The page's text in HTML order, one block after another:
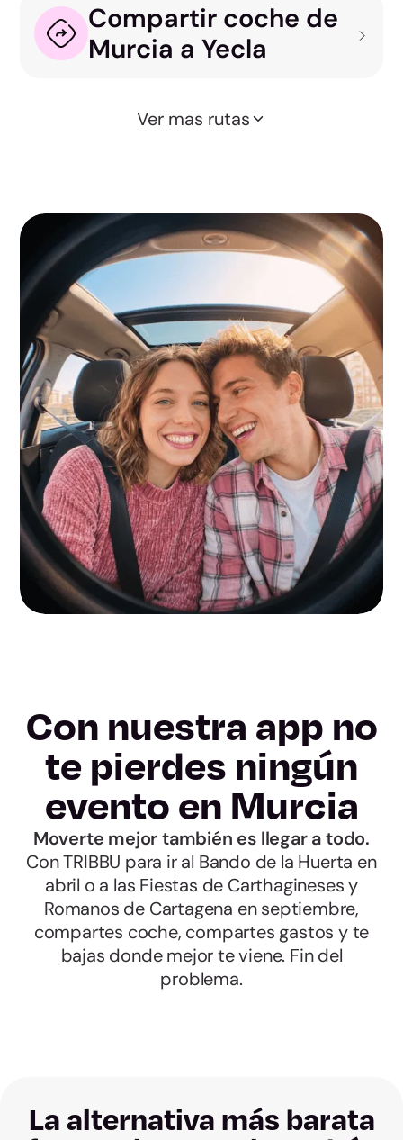
Compartir coche de
Murcia a Yecla
Ver mas rutas
Con nuestra app no
te pierdes ningún
evento en Murcia
Moverte mejor también es llegar a todo.
Con TRIBBU para ir al Bando de la Huerta en
abril o a las Fiestas de Carthagineses y
Romanos de Cartagena en septiembre,
compartes coche, compartes gastos y te
bajas donde mejor te viene. Fin del
problema.
La alternativa más barata